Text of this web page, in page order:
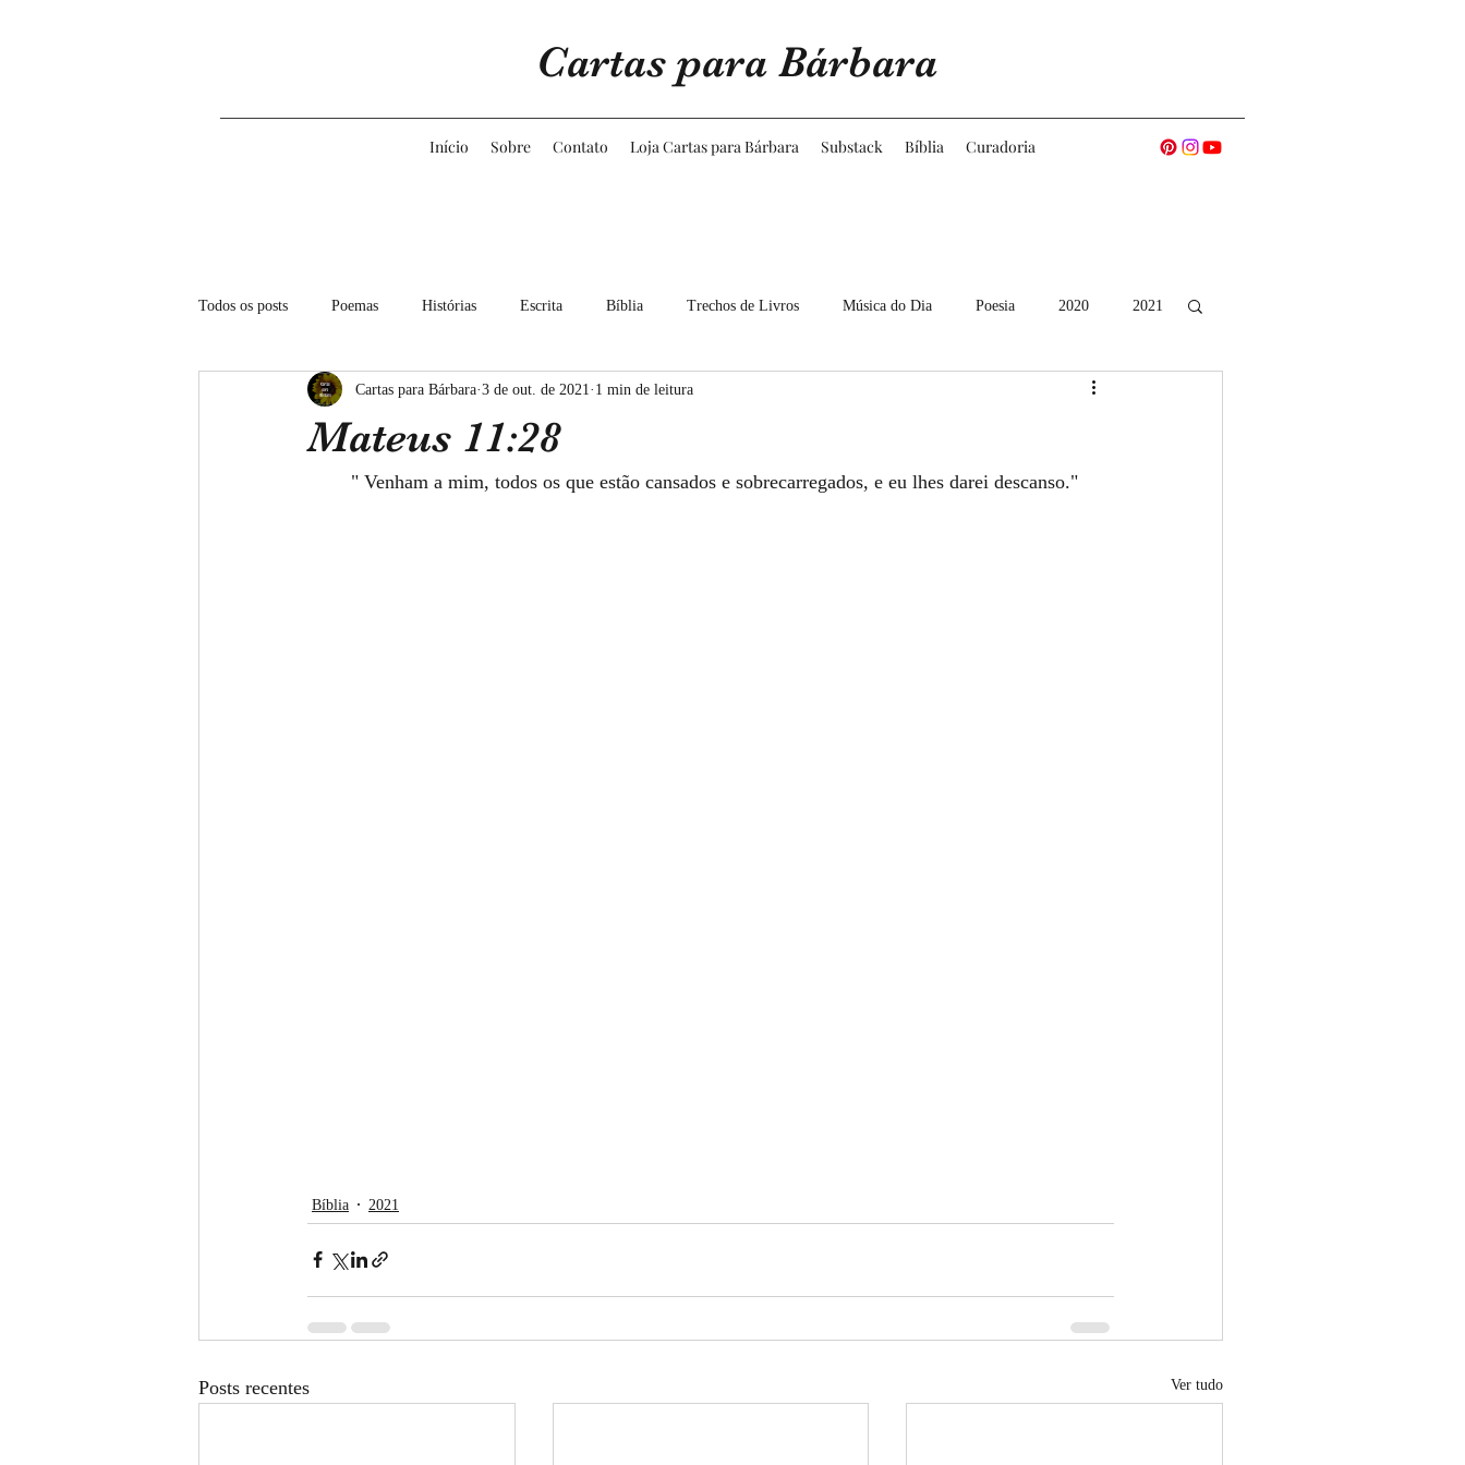
Cartas para Bárbara
Início Sobre Contato Loja Cartas para Bárbara Substack Bíblia Curadoria
Todos os posts Poemas Histórias Escrita Bíblia Trechos de Livros Música do Dia Poesia 2020 2021
2023 2024 2025 2026
Mateus 11:28
Cartas para Bárbara 3 de out. de 2021 1 min de leitura
	" Venham a mim, todos os que estão cansados e sobrecarregados, e eu lhes darei descanso."
Bíblia 2021
Posts recentes Ver tudo